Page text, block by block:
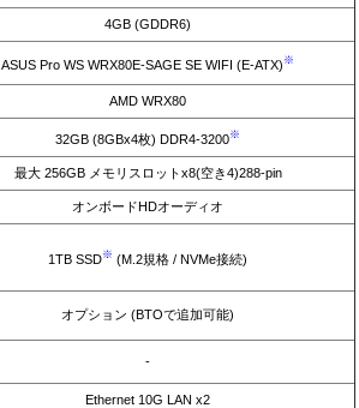
4GB (GDDR6)
ASUS Pro WS WRX80E-SAGE SE WIFI (E-ATX) ※
AMD WRX80
32GB (8GBx4枚) DDR4-3200※
最大 256GB メモリスロットx8(空き4)288-pin
オンボードHDオーディオ
1TB SSD※ (M.2規格 / NVMe接続)
オプション (BTOで追加可能)
-
Ethernet 10G LAN x2